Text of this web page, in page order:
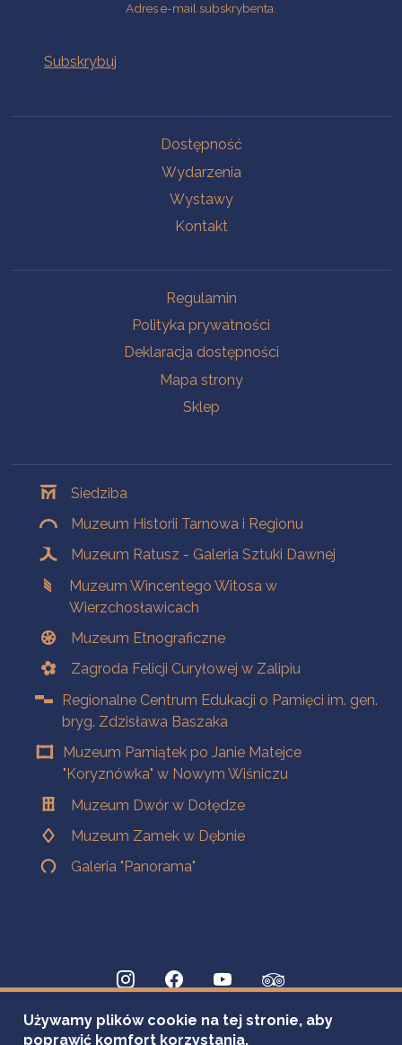
Adres e-mail subskrybenta.
Dostępność
Wydarzenia
Wystawy
Kontakt
Regulamin
Polityka prywatności
Deklaracja dostępności
Mapa strony
Sklep
Siedziba
Muzeum Historii Tarnowa i Regionu
Muzeum Ratusz - Galeria Sztuki Dawnej
Muzeum Wincentego Witosa w
Wierzchosławicach
Muzeum Etnograficzne
Zagroda Felicji Curyłowej w Zalipiu
Regionalne Centrum Edukacji o Pamięci im. gen.
bryg. Zdzisława Baszaka
Muzeum Pamiątek po Janie Matejce
"Koryznówka" w Nowym Wiśniczu
Muzeum Dwór w Dołędze
Muzeum Zamek w Dębnie
Galeria "Panorama"
Używamy plików cookie na tej stronie, aby
poprawić komfort korzystania.